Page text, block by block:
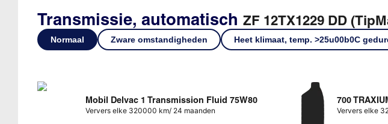
Transmissie, automatisch ZF 12TX1229 DD
Normaal Zware omstandigheden Heet klimaat, temp. >25u00b0C
Mobil Delvac 1 Transmission Fluid 75W80
Ververs elke 320000 km/ 24 maanden
700
Ververs elke